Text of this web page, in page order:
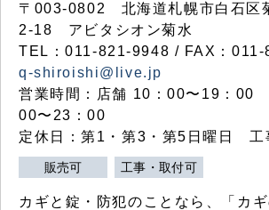
〒003-0802 北海道札幌市白石区
2-18 アビタシオン菊水
TEL：011-821-9948 / FAX：
q-shiroishi@live.jp
営業時間：店舗 10：00〜19：00
00〜23：00
定休日：第1・第3・第5日曜日 工
販売可 工事・取付可
カギと錠・防犯のことなら、「カ